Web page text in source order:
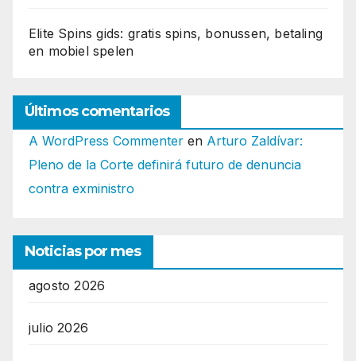
Elite Spins gids: gratis spins, bonussen, betaling
en mobiel spelen
Últimos comentarios
A WordPress Commenter en Arturo Zaldívar:
Pleno de la Corte definirá futuro de denuncia
contra exministro
Noticias por mes
agosto 2026
julio 2026